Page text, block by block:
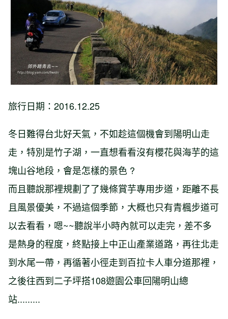
旅行日期：2016.12.25
冬日難得台北好天氣，不如趁這個機會到陽明山走
走，特別是竹子湖，一直想看看沒有櫻花與海芋的這
塊山谷地段，會是怎樣的景色 ?
而且聽說那裡規劃了了幾條賞芋專用步道，距離不長
且風景優美，不過這個季節，大概也只有青楓步道可
以去看看，嗯~~聽說半小時內就可以走完，差不多
是熱身的程度，終點接上中正山產業道路，再往北走
到水尾一帶，再循著小徑走到百拉卡人車分道那裡，
之後往西到二子坪搭108遊園公車回陽明山總
站.........